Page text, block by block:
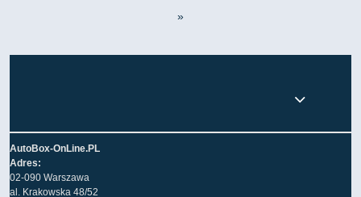
»
AutoBox-OnLine.PL
Adres:
02-090 Warszawa
al. Krakowska 48/52